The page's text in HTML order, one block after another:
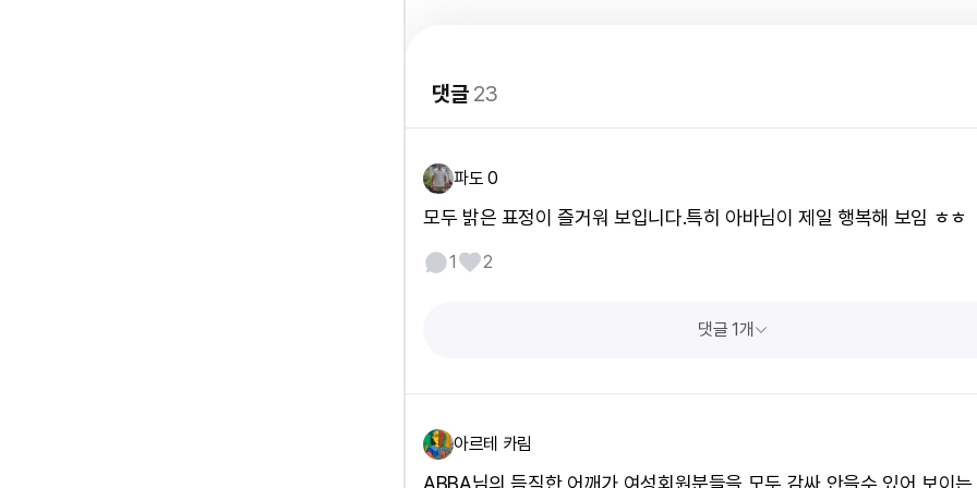
댓글23
파도 0
모두 밝은 표정이 즐거워 보입니다.특히 아바님이 제일 행복해 보임 ㅎㅎ
1 2
댓글 1개
아르테 카림
ABBA님의 듬직한 어깨가 여성회원분들을 모두 감싸 안을수 있어 보이